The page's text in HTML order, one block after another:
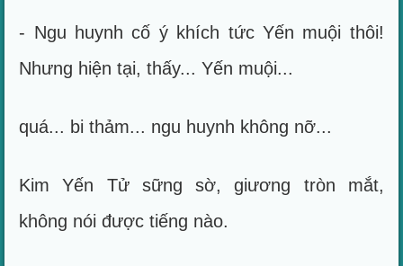
- Ngu huynh cố ý khích tức Yến muội thôi!
Nhưng hiện tại, thấy... Yến muội...
quá... bi thảm... ngu huynh không nỡ...
Kim Yến Tử sững sờ, giương tròn mắt,
không nói được tiếng nào.